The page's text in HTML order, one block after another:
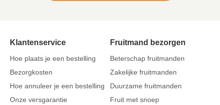
Klantenservice
Hoe plaats je een bestelling
Bezorgkosten
Hoe annuleer je een bestelling
Onze versgarantie
Fruitmand bezorgen
Beterschap fruitmanden
Zakelijke fruitmanden
Duurzame fruitmanden
Fruit met snoep